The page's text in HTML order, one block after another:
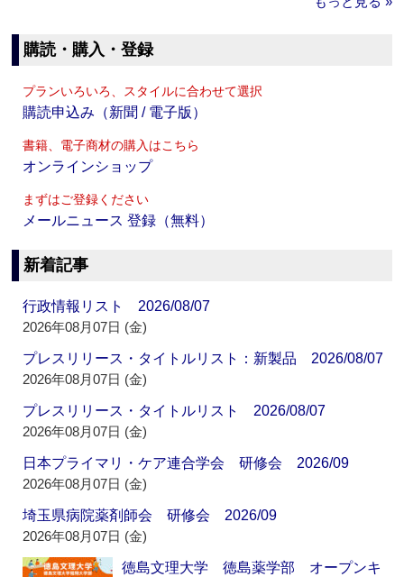
購読・購入・登録
プランいろいろ、スタイルに合わせて選択
購読申込み（新聞 / 電子版）
書籍、電子商材の購入はこちら
オンラインショップ
まずはご登録ください
メールニュース 登録（無料）
新着記事
行政情報リスト 2026/08/07
2026年08月07日 (金)
プレスリリース・タイトルリスト：新製品 2026/08/07
2026年08月07日 (金)
プレスリリース・タイトルリスト 2026/08/07
2026年08月07日 (金)
日本プライマリ・ケア連合学会 研修会 2026/09
2026年08月07日 (金)
埼玉県病院薬剤師会 研修会 2026/09
2026年08月07日 (金)
徳島文理大学 徳島薬学部 オープンキ